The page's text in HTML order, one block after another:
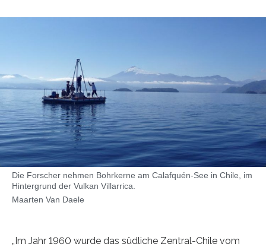
Die Forscher nehmen Bohrkerne am Calafquén-See in Chile, im
Hintergrund der Vulkan Villarrica.
Maarten Van Daele
„Im Jahr 1960 wurde das südliche Zentral-Chile vom